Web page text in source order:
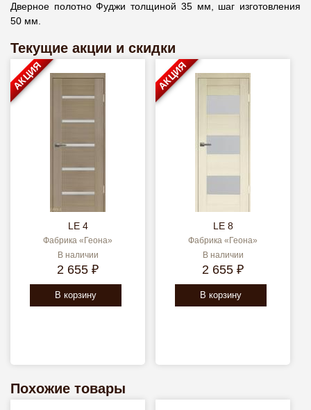
Дверное полотно Фуджи толщиной 35 мм, шаг изготовления
50 мм.
Текущие акции и скидки
LE 4
Фабрика «Геона»
В наличии
2 655 ₽
В корзину
АКЦИЯ
LE 8
Фабрика «Геона»
В наличии
2 655 ₽
В корзину
АКЦИЯ
Похожие товары